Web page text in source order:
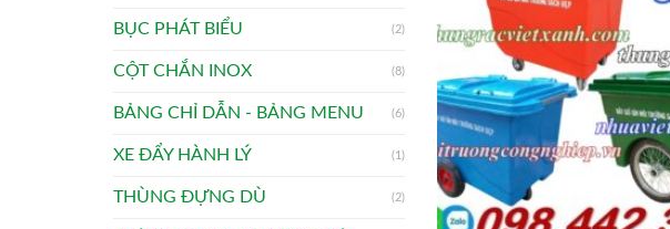
BỤC PHÁT BIỂU (2)
CỘT CHẮN INOX (8)
BẢNG CHỈ DẪN - BẢNG MENU (6)
XE ĐẨY HÀNH LÝ (1)
THÙNG ĐỰNG DÙ (2)